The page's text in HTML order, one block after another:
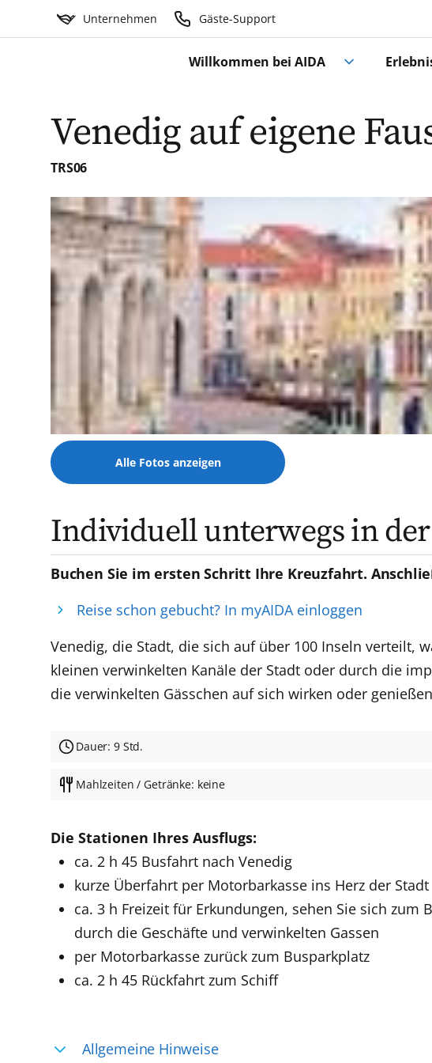
Unternehmen Gäste-Support
Willkommen bei AIDA
Venedig auf eigene
TRS06
Alle Fotos anzeigen
Individuell unterwegs in
Buchen Sie im ersten Schritt Ihre Kreuzfahrt.
Reise schon gebucht? In myAIDA einloggen
Venedig, die Stadt, die sich auf über 100 Inseln verteilt,
kleinen verwinkelten Kanäle der Stadt oder durch die
die verwinkelten Gässchen auf sich wirken oder
Dauer: 9 Std.
Mahlzeiten / Getränke: keine
Die Stationen Ihres Ausflugs:
ca. 2 h 45 Busfahrt nach Venedig
kurze Überfahrt per Motorbarkasse ins Herz der Stadt
ca. 3 h Freizeit für Erkundungen, sehen Sie sich
durch die Geschäfte und verwinkelten Gassen
per Motorbarkasse zurück zum Busparkplatz
ca. 2 h 45 Rückfahrt zum Schiff
Allgemeine Hinweise